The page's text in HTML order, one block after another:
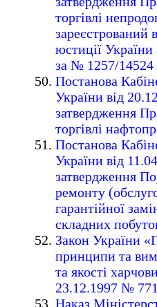
торгівлі
зареєстрований
юстиції
за № 1257/14524
Постанова
України від
затвердження
торгівлі
Постанова
України від
затвердження
ремонту
гарантійної
складних
Закон України
принципи та
та якості
23.12.1997 №
Наказ